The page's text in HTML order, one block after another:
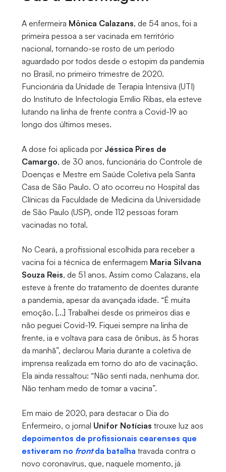
A enfermeira Mônica Calazans, de 54 anos, foi a
primeira pessoa a ser vacinada em território
nacional, tornando-se rosto de um período
aguardado por todos desde o estopim da pandemia
no Brasil, no primeiro trimestre de 2020.
Funcionária da Unidade de Terapia Intensiva (UTI)
do Instituto de Infectologia Emílio Ribas, ela esteve
lutando na linha de frente contra a Covid-19 ao
longo dos últimos meses.
A dose foi aplicada por Jéssica Pires de
Camargo, de 30 anos, funcionária do Controle de
Doenças e Mestre em Saúde Coletiva pela Santa
Casa de São Paulo. O ato ocorreu no Hospital das
Clínicas da Faculdade de Medicina da Universidade
de São Paulo (USP), onde 112 pessoas foram
vacinadas no total.
No Ceará, a profissional escolhida para receber a
vacina foi a técnica de enfermagem Maria Silvana
Souza Reis, de 51 anos. Assim como Calazans, ela
esteve à frente do tratamento de doentes durante
a pandemia, apesar da avançada idade. “É muita
emoção. [...] Trabalhei desde os primeiros dias e
não peguei Covid-19. Fiquei sempre na linha de
frente, ia e voltava para casa de ônibus, às 5 horas
da manhã”, declarou Maria durante a coletiva de
imprensa realizada em torno do ato de vacinação.
Ela ainda ressaltou: “Não senti nada, nenhuma dor.
Não tenham medo de tomar a vacina”.
Em maio de 2020, para destacar o Dia do
Enfermeiro, o jornal Unifor Notícias trouxe luz aos
depoimentos de profissionais cearenses que
estiveram no frontda batalha travada contra o
novo coronavírus, que, naquele momento, já